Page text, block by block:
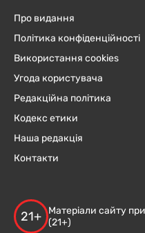
Про видання
Політика конфіденційності
Використання cookies
Угода користувача
Редакційна політика
Кодекс етики
Наша редакція
Контакти
21+
Матеріали сайту
(21+)